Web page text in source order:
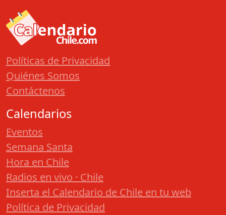
Políticas de Privacidad
Quiénes Somos
Contáctenos
Calendarios
Eventos
Semana Santa
Hora en Chile
Radios en vivo · Chile
Inserta el Calendario de Chile en tu web
Política de Privacidad